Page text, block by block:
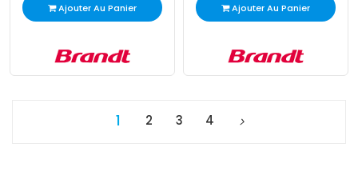
Ajouter Au Panier Ajouter Au Panier
1 2 3 4